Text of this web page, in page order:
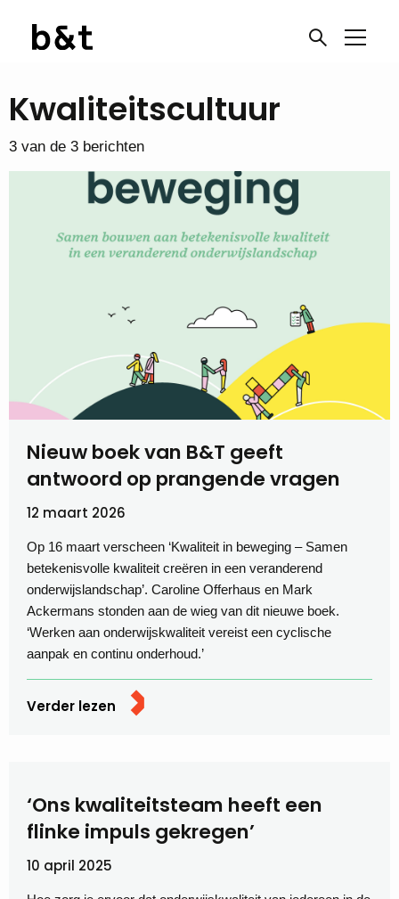
Kwaliteitscultuur
3 van de 3 berichten
Nieuw boek van B&T geeft
antwoord op prangende vragen
12 maart 2026
Op 16 maart verscheen ‘Kwaliteit in beweging – Samen
betekenisvolle kwaliteit creëren in een veranderend
onderwijslandschap’. Caroline Offerhaus en Mark
Ackermans stonden aan de wieg van dit nieuwe boek.
‘Werken aan onderwijskwaliteit vereist een cyclische
aanpak en continu onderhoud.’
Verder lezen
‘Ons kwaliteitsteam heeft een
flinke impuls gekregen’
10 april 2025